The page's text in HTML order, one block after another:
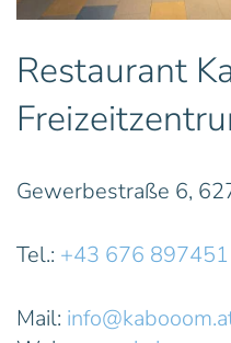
Restaurant
Gewerbestraße 6,
Tel.: +43 676
Mail: